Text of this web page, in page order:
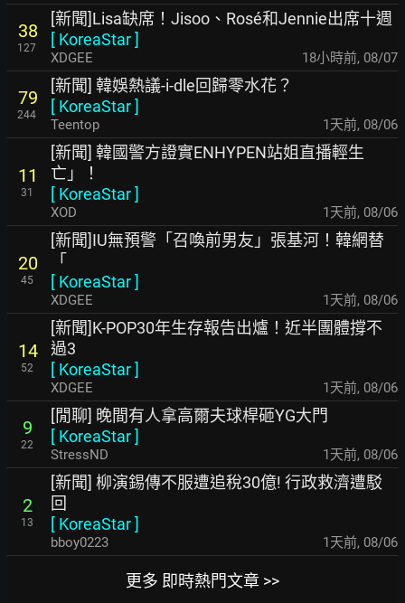
38
127
[新聞]Lisa缺席！Jisoo、Rosé和Jennie出席十週
[ KoreaStar]
XDGEE 18小時前, 08/07
79
244
[新聞] 韓娛熱議-i-dle回歸零水花？
[ KoreaStar]
Teentop 1天前, 08/06
11
31
[新聞] 韓國警方證實ENHYPEN站姐直播輕生
亡」！
[ KoreaStar]
XOD 1天前, 08/06
20
45
[新聞]IU無預警「召喚前男友」張基河！韓網替
「
[ KoreaStar]
XDGEE 1天前, 08/06
14
52
[新聞]K-POP30年生存報告出爐！近半團體撐不
過3
[ KoreaStar]
XDGEE 1天前, 08/06
9
22
[閒聊] 晚間有人拿高爾夫球桿砸YG大門
[ KoreaStar]
StressND 1天前, 08/06
2
13
[新聞] 柳演錫傳不服遭追稅30億! 行政救濟遭駁
回
[ KoreaStar]
bboy0223 1天前, 08/06
更多 即時熱門文章 >>